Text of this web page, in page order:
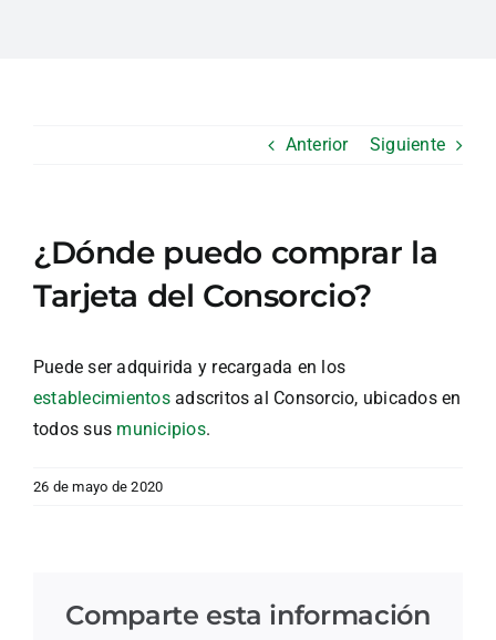
Anterior Siguiente
¿Dónde puedo comprar la
Tarjeta del Consorcio?
Puede ser adquirida y recargada en los
establecimientosadscritos al Consorcio, ubicados en
todos sus municipios.
26 de mayo de 2020
Comparte esta información